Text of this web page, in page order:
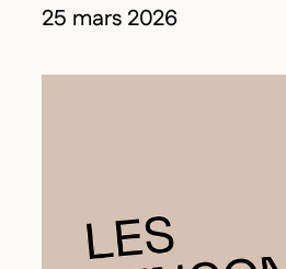
25 mars 2026